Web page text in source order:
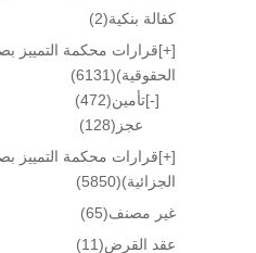
كفالة بنكية(2)
[+]قرارات محكمة التمييز
الحقوقية)(6131)
[-]تأمين(472)
عجز (128)
[+]قرارات محكمة التمييز
الجزائية)(5850)
غير مصنف(65)
عقد القرض(11)